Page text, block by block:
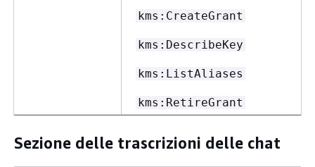
kms:CreateGrant
kms:DescribeKey
kms:ListAliases
kms:RetireGrant
Sezione delle trascrizioni delle chat